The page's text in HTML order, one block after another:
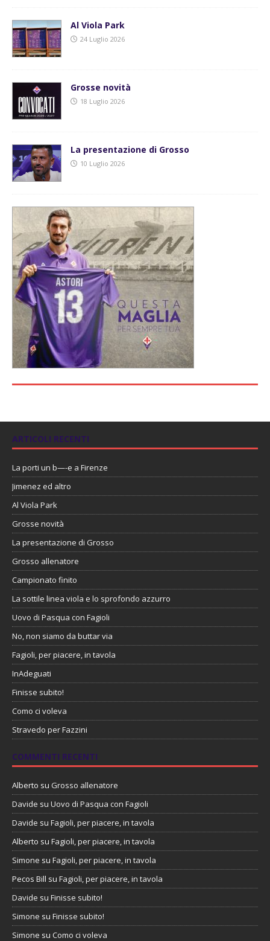
Al Viola Park
24 Luglio 2026
Grosse novità
18 Luglio 2026
La presentazione di Grosso
10 Luglio 2026
ARTICOLI RECENTI
La porti un b—-e a Firenze
Jimenez ed altro
Al Viola Park
Grosse novità
La presentazione di Grosso
Grosso allenatore
Campionato finito
La sottile linea viola e lo sprofondo azzurro
Uovo di Pasqua con Fagioli
No, non siamo da buttar via
Fagioli, per piacere, in tavola
InAdeguati
Finisse subito!
Como ci voleva
Stravedo per Fazzini
COMMENTI RECENTI
Alberto su Grosso allenatore
Davide su Uovo di Pasqua con Fagioli
Davide su Fagioli, per piacere, in tavola
Alberto su Fagioli, per piacere, in tavola
Simone su Fagioli, per piacere, in tavola
Pecos Bill su Fagioli, per piacere, in tavola
Davide su Finisse subito!
Simone su Finisse subito!
Simone su Como ci voleva